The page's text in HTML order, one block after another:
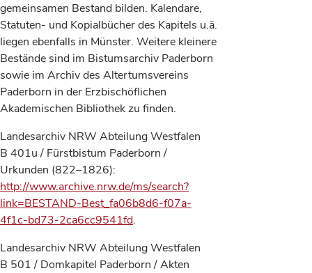
gemeinsamen Bestand bilden. Kalendare,
Statuten- und Kopialbücher des Kapitels u.ä.
liegen ebenfalls in Münster. Weitere kleinere
Bestände sind im Bistumsarchiv Paderborn
sowie im Archiv des Altertumsvereins
Paderborn in der Erzbischöflichen
Akademischen Bibliothek zu finden.
Landesarchiv NRW Abteilung Westfalen
B 401u / Fürstbistum Paderborn /
Urkunden (822–1826):
http://www.archive.nrw.de/ms/search?
link=BESTAND-Best_fa06b8d6-f07a-
4f1c-bd73-2ca6cc9541fd.
Landesarchiv NRW Abteilung Westfalen
B 501 / Domkapitel Paderborn / Akten